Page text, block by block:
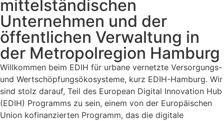
mittelständischen
Unternehmen und der
öffentlichen Verwaltung in
der Metropolregion Hamburg
Willkommen beim EDIH für urbane vernetzte Versorgungs-
und Wertschöpfungsökosysteme, kurz EDIH-Hamburg. Wir
sind stolz darauf, Teil des European Digital Innovation Hub
(EDIH) Programms zu sein, einem von der Europäischen
Union kofinanzierten Programm, das die digitale